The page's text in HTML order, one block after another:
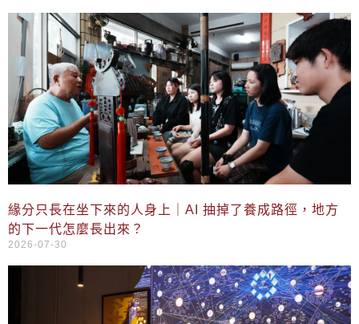
緣分只長在坐下來的人身上｜AI 抽掉了養成路徑，地方
的下一代怎麼長出來？
2026-07-30